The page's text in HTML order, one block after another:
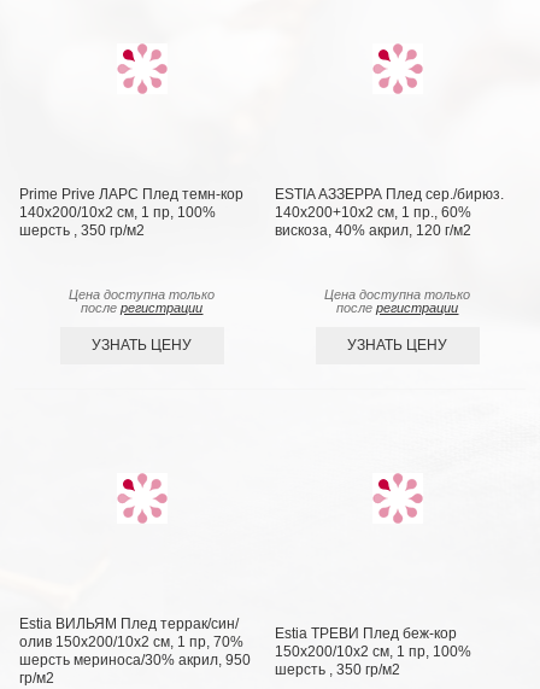
Prime Prive ЛАРС Плед темн-кор
140х200/10х2 см, 1 пр, 100%
шерсть , 350 гр/м2
Цена доступна только
послерегистрации
УЗНАТЬ ЦЕНУ
ESTIA АЗЗЕРРА Плед сер./бирюз.
140х200+10х2 см, 1 пр., 60%
вискоза, 40% акрил, 120 г/м2
Цена доступна только
послерегистрации
УЗНАТЬ ЦЕНУ
Estia ВИЛЬЯМ Плед террак/син/
олив 150х200/10х2 см, 1 пр, 70%
шерсть мериноса/30% акрил, 950
гр/м2
Estia ТРЕВИ Плед беж-кор
150х200/10х2 см, 1 пр, 100%
шерсть , 350 гр/м2